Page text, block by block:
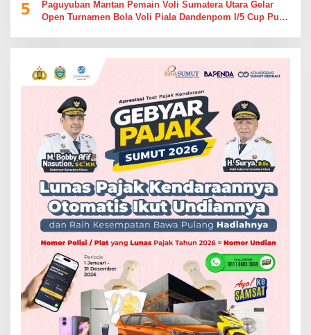
5
Paguyuban Mantan Pemain Voli Sumatera Utara Gelar
Open Turnamen Bola Voli Piala Dandenpom I/5 Cup Putra